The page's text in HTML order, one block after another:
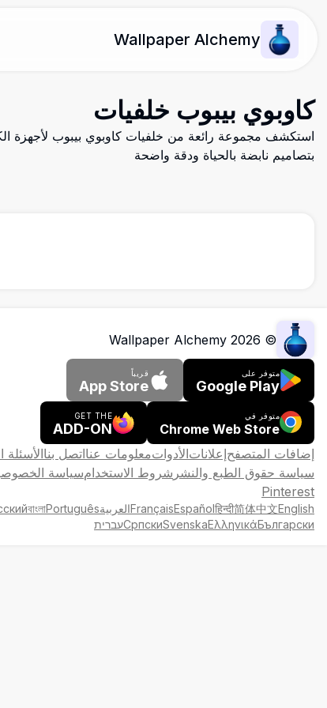
Wallpaper Alchemy
كاوبوي بيبوب خلفيات
استكشف مجموعة رائعة من خلفيات كاوبوي بيبوب لأجهزة
بتصاميم نابضة بالحياة ودقة واضحة
©
2026
Wallpaper Alchemy
متوفر على
Google Play
قريباً
App Store
متوفر في
Chrome Web Store
GET THE
ADD-ON
إضافات المتصفحإعلاناتالأدواتمعلومات عنااتصل بناالأسئلة
سياسة حقوق الطبع والنشر شروط الاستخدامسياسة
Pinterest
English
简体中文
हिन्दी
Español
FrançaisالعربيةPortuguês
বাংলা
Български
Ελληνικά
Svenska
Српскиעברית